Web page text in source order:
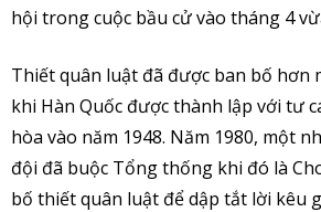
hội trong cuộc bầu cử vào tháng 4
Thiết quân luật đã được ban bố hơn
khi Hàn Quốc được thành lập với tư
hòa vào năm 1948. Năm 1980, một
đội đã buộc Tổng thống khi đó là
bố thiết quân luật để dập tắt lời kêu